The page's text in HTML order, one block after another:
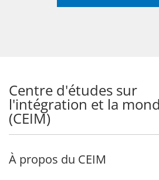
Centre d'études sur
l'intégration et la
(CEIM)
À propos du CEIM